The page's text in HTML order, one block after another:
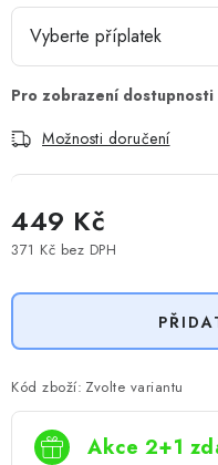
Možnosti doručení
449 Kč
371 Kč bez DPH
Kód zboží: Zvolte variantu
Akce 2+1